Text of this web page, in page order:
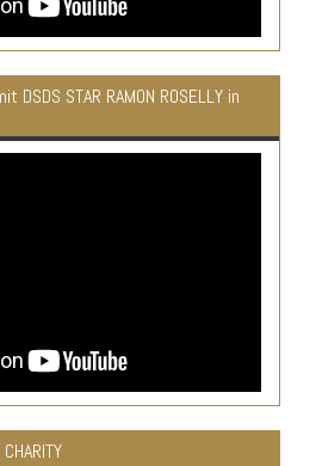
DSDS STAR RAMON ROSELLY in